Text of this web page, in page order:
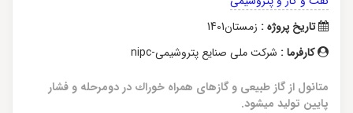
تاریخ پروژه : زمستان1401
کارفرما : شرکت ملی صنایع پتروشیمی-nipc
متانول از گاز طبیعی و گازهای همراه خوراك در دومرحله و فشار
پایین تولید میشود.